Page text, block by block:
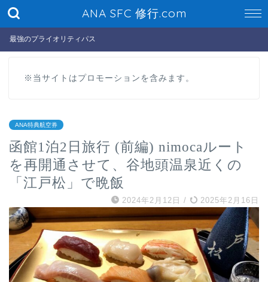
ANA SFC 修行.com
最強のプライオリティパス
※当サイトはプロモーションを含みます。
ANA特典航空券
函館1泊2日旅行 (前編) nimocaルート
を再開通させて、谷地頭温泉近くの
「江戸松」で晩飯
2024年2月12日 / 2025年2月16日